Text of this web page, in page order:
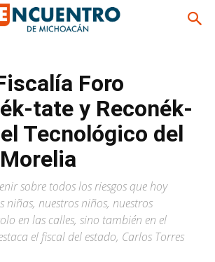
Foro
tate y Reconék-
Tecnológico del
sobre todos los riesgos que hoy
niñas, nuestros niños, nuestros
en las calles, sino también en el
el fiscal del estado, Carlos Torres